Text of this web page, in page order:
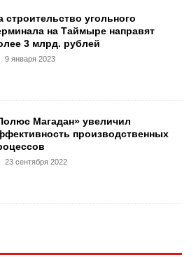
строительство угольного
на Таймыре направят
3 млрд. рублей
9 января 2023
Магадан» увеличил
производственных
23 сентября 2022